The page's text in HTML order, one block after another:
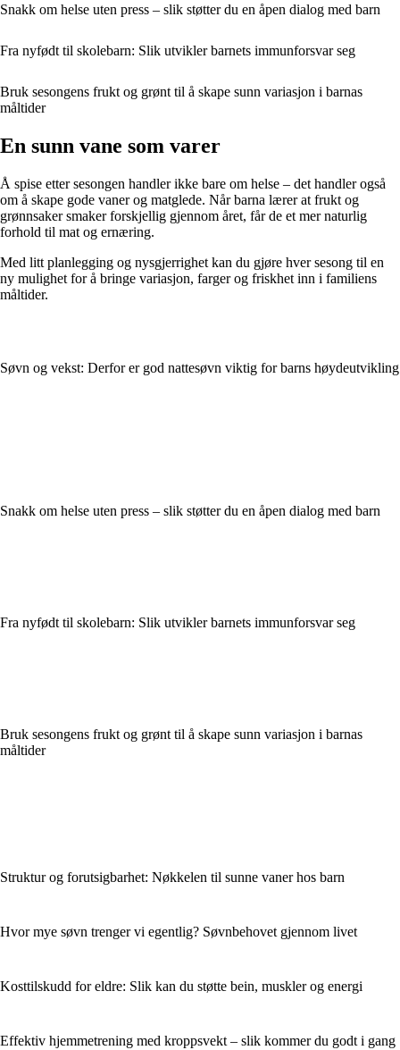
Snakk om helse uten press – slik støtter du en åpen dialog med barn
Fra nyfødt til skolebarn: Slik utvikler barnets immunforsvar seg
Bruk sesongens frukt og grønt til å skape sunn variasjon i barnas
måltider
En sunn vane som varer
Å spise etter sesongen handler ikke bare om helse – det handler også
om å skape gode vaner og matglede. Når barna lærer at frukt og
grønnsaker smaker forskjellig gjennom året, får de et mer naturlig
forhold til mat og ernæring.
Med litt planlegging og nysgjerrighet kan du gjøre hver sesong til en
ny mulighet for å bringe variasjon, farger og friskhet inn i familiens
måltider.
Søvn og vekst: Derfor er god nattesøvn viktig for barns høydeutvikling
Snakk om helse uten press – slik støtter du en åpen dialog med barn
Fra nyfødt til skolebarn: Slik utvikler barnets immunforsvar seg
Bruk sesongens frukt og grønt til å skape sunn variasjon i barnas
måltider
Struktur og forutsigbarhet: Nøkkelen til sunne vaner hos barn
Hvor mye søvn trenger vi egentlig? Søvnbehovet gjennom livet
Kosttilskudd for eldre: Slik kan du støtte bein, muskler og energi
Effektiv hjemmetrening med kroppsvekt – slik kommer du godt i gang